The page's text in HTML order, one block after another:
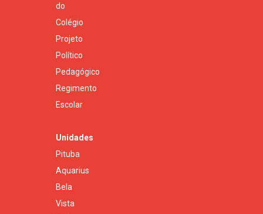
do
Colégio
Projeto
Político
Pedagógico
Regimento
Escolar
Unidades
Pituba
Aquarius
Bela
Vista